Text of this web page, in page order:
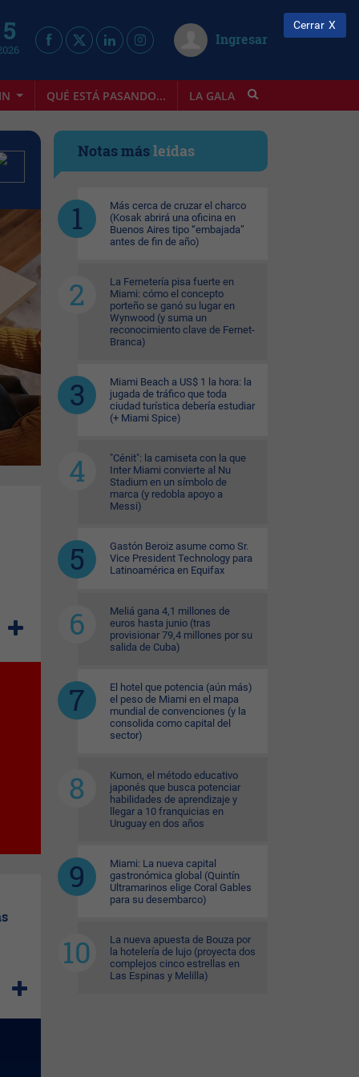
Ingresar
QUÉ ESTÁ PASANDO... LA GALA INFOSTYLE
Notas másleídas
Más cerca de cruzar el charco
(Kosak abrirá una oficina en
Buenos Aires tipo “embajada”
antes de fin de año)
La Fernetería pisa fuerte en
Miami: cómo el concepto
porteño se ganó su lugar en
Wynwood (y suma un
reconocimiento clave de Fernet-
Branca)
Miami Beach a US$ 1 la hora: la
jugada de tráfico que toda
ciudad turística debería estudiar
(+ Miami Spice)
"Cénit": la camiseta con la que
Inter Miami convierte al Nu
Stadium en un símbolo de
marca (y redobla apoyo a
Messi)
Gastón Beroiz asume como Sr.
Vice President Technology para
Latinoamérica en Equifax
Meliá gana 4,1 millones de
euros hasta junio (tras
provisionar 79,4 millones por su
salida de Cuba)
El hotel que potencia (aún más)
el peso de Miami en el mapa
mundial de convenciones (y la
consolida como capital del
sector)
Kumon, el método educativo
japonés que busca potenciar
habilidades de aprendizaje y
llegar a 10 franquicias en
Uruguay en dos años
Miami: La nueva capital
gastronómica global (Quintín
Ultramarinos elige Coral Gables
para su desembarco)
La nueva apuesta de Bouza por
la hotelería de lujo (proyecta dos
complejos cinco estrellas en
Las Espinas y Melilla)
Cerrar